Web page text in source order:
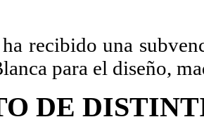
recibido una
para el diseño,
DE